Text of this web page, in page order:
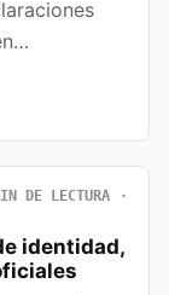
DE LECTURA
identidad,